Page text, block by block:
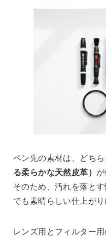
ペン先の素材は、どちら
る柔らかな天然皮革）
そのため、汚れを落と
でも素晴らしい仕上がり
レンズ用とフィルター